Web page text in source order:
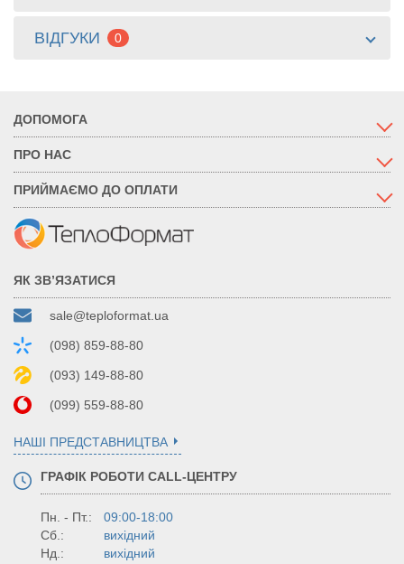
ВІДГУКИ 0
ДОПОМОГА
ПРО НАС
ПРИЙМАЄМО ДО ОПЛАТИ
ЯК ЗВ’ЯЗАТИСЯ
sale@teploformat.ua
(098) 859-88-80
(093) 149-88-80
(099) 559-88-80
НАШІ ПРЕДСТАВНИЦТВА
ГРАФІК РОБОТИ CALL-ЦЕНТРУ
Пн. - Пт.:
09:00-18:00
Сб.:
вихідний
Нд.:
вихідний